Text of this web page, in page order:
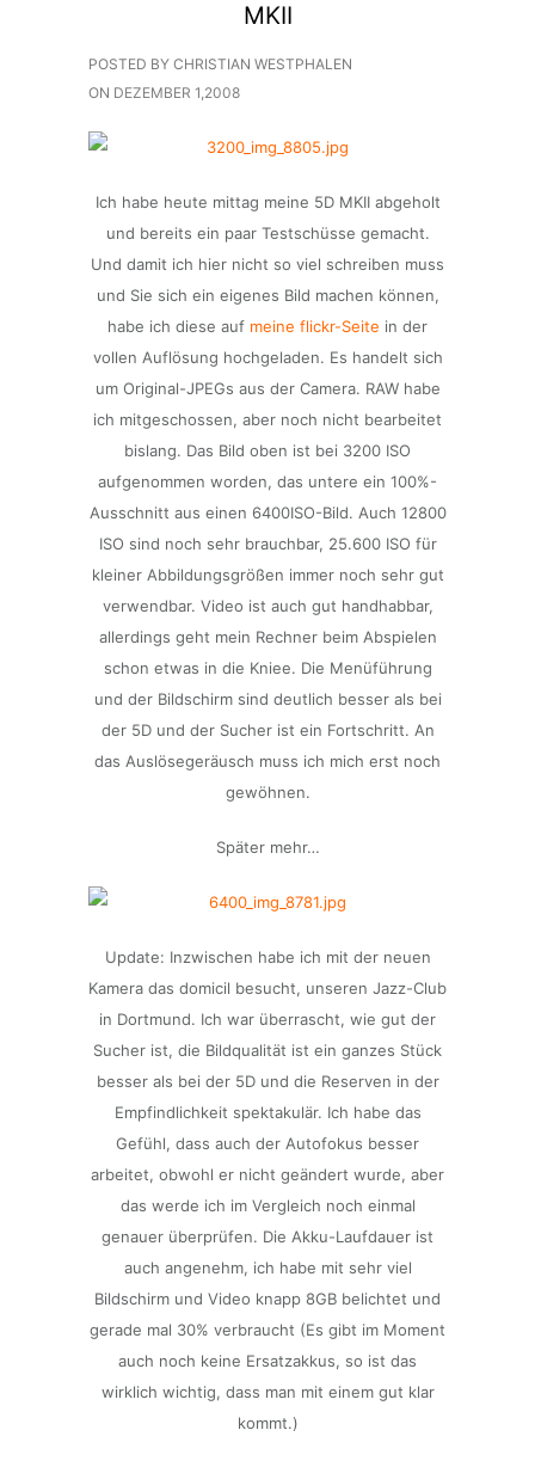
MKII
POSTED BY CHRISTIAN WESTPHALEN
ON DEZEMBER 1,2008
Ich habe heute mittag meine 5D MKII abgeholt
und bereits ein paar Testschüsse gemacht.
Und damit ich hier nicht so viel schreiben muss
und Sie sich ein eigenes Bild machen können,
habe ich diese auf meine flickr-Seite in der
vollen Auflösung hochgeladen. Es handelt sich
um Original-JPEGs aus der Camera. RAW habe
ich mitgeschossen, aber noch nicht bearbeitet
bislang. Das Bild oben ist bei 3200 ISO
aufgenommen worden, das untere ein 100%-
Ausschnitt aus einen 6400ISO-Bild. Auch 12800
ISO sind noch sehr brauchbar, 25.600 ISO für
kleiner Abbildungsgrößen immer noch sehr gut
verwendbar. Video ist auch gut handhabbar,
allerdings geht mein Rechner beim Abspielen
schon etwas in die Kniee. Die Menüführung
und der Bildschirm sind deutlich besser als bei
der 5D und der Sucher ist ein Fortschritt. An
das Auslösegeräusch muss ich mich erst noch
gewöhnen.
Später mehr…
Update: Inzwischen habe ich mit der neuen
Kamera das domicil besucht, unseren Jazz-Club
in Dortmund. Ich war überrascht, wie gut der
Sucher ist, die Bildqualität ist ein ganzes Stück
besser als bei der 5D und die Reserven in der
Empfindlichkeit spektakulär. Ich habe das
Gefühl, dass auch der Autofokus besser
arbeitet, obwohl er nicht geändert wurde, aber
das werde ich im Vergleich noch einmal
genauer überprüfen. Die Akku-Laufdauer ist
auch angenehm, ich habe mit sehr viel
Bildschirm und Video knapp 8GB belichtet und
gerade mal 30% verbraucht (Es gibt im Moment
auch noch keine Ersatzakkus, so ist das
wirklich wichtig, dass man mit einem gut klar
kommt.)